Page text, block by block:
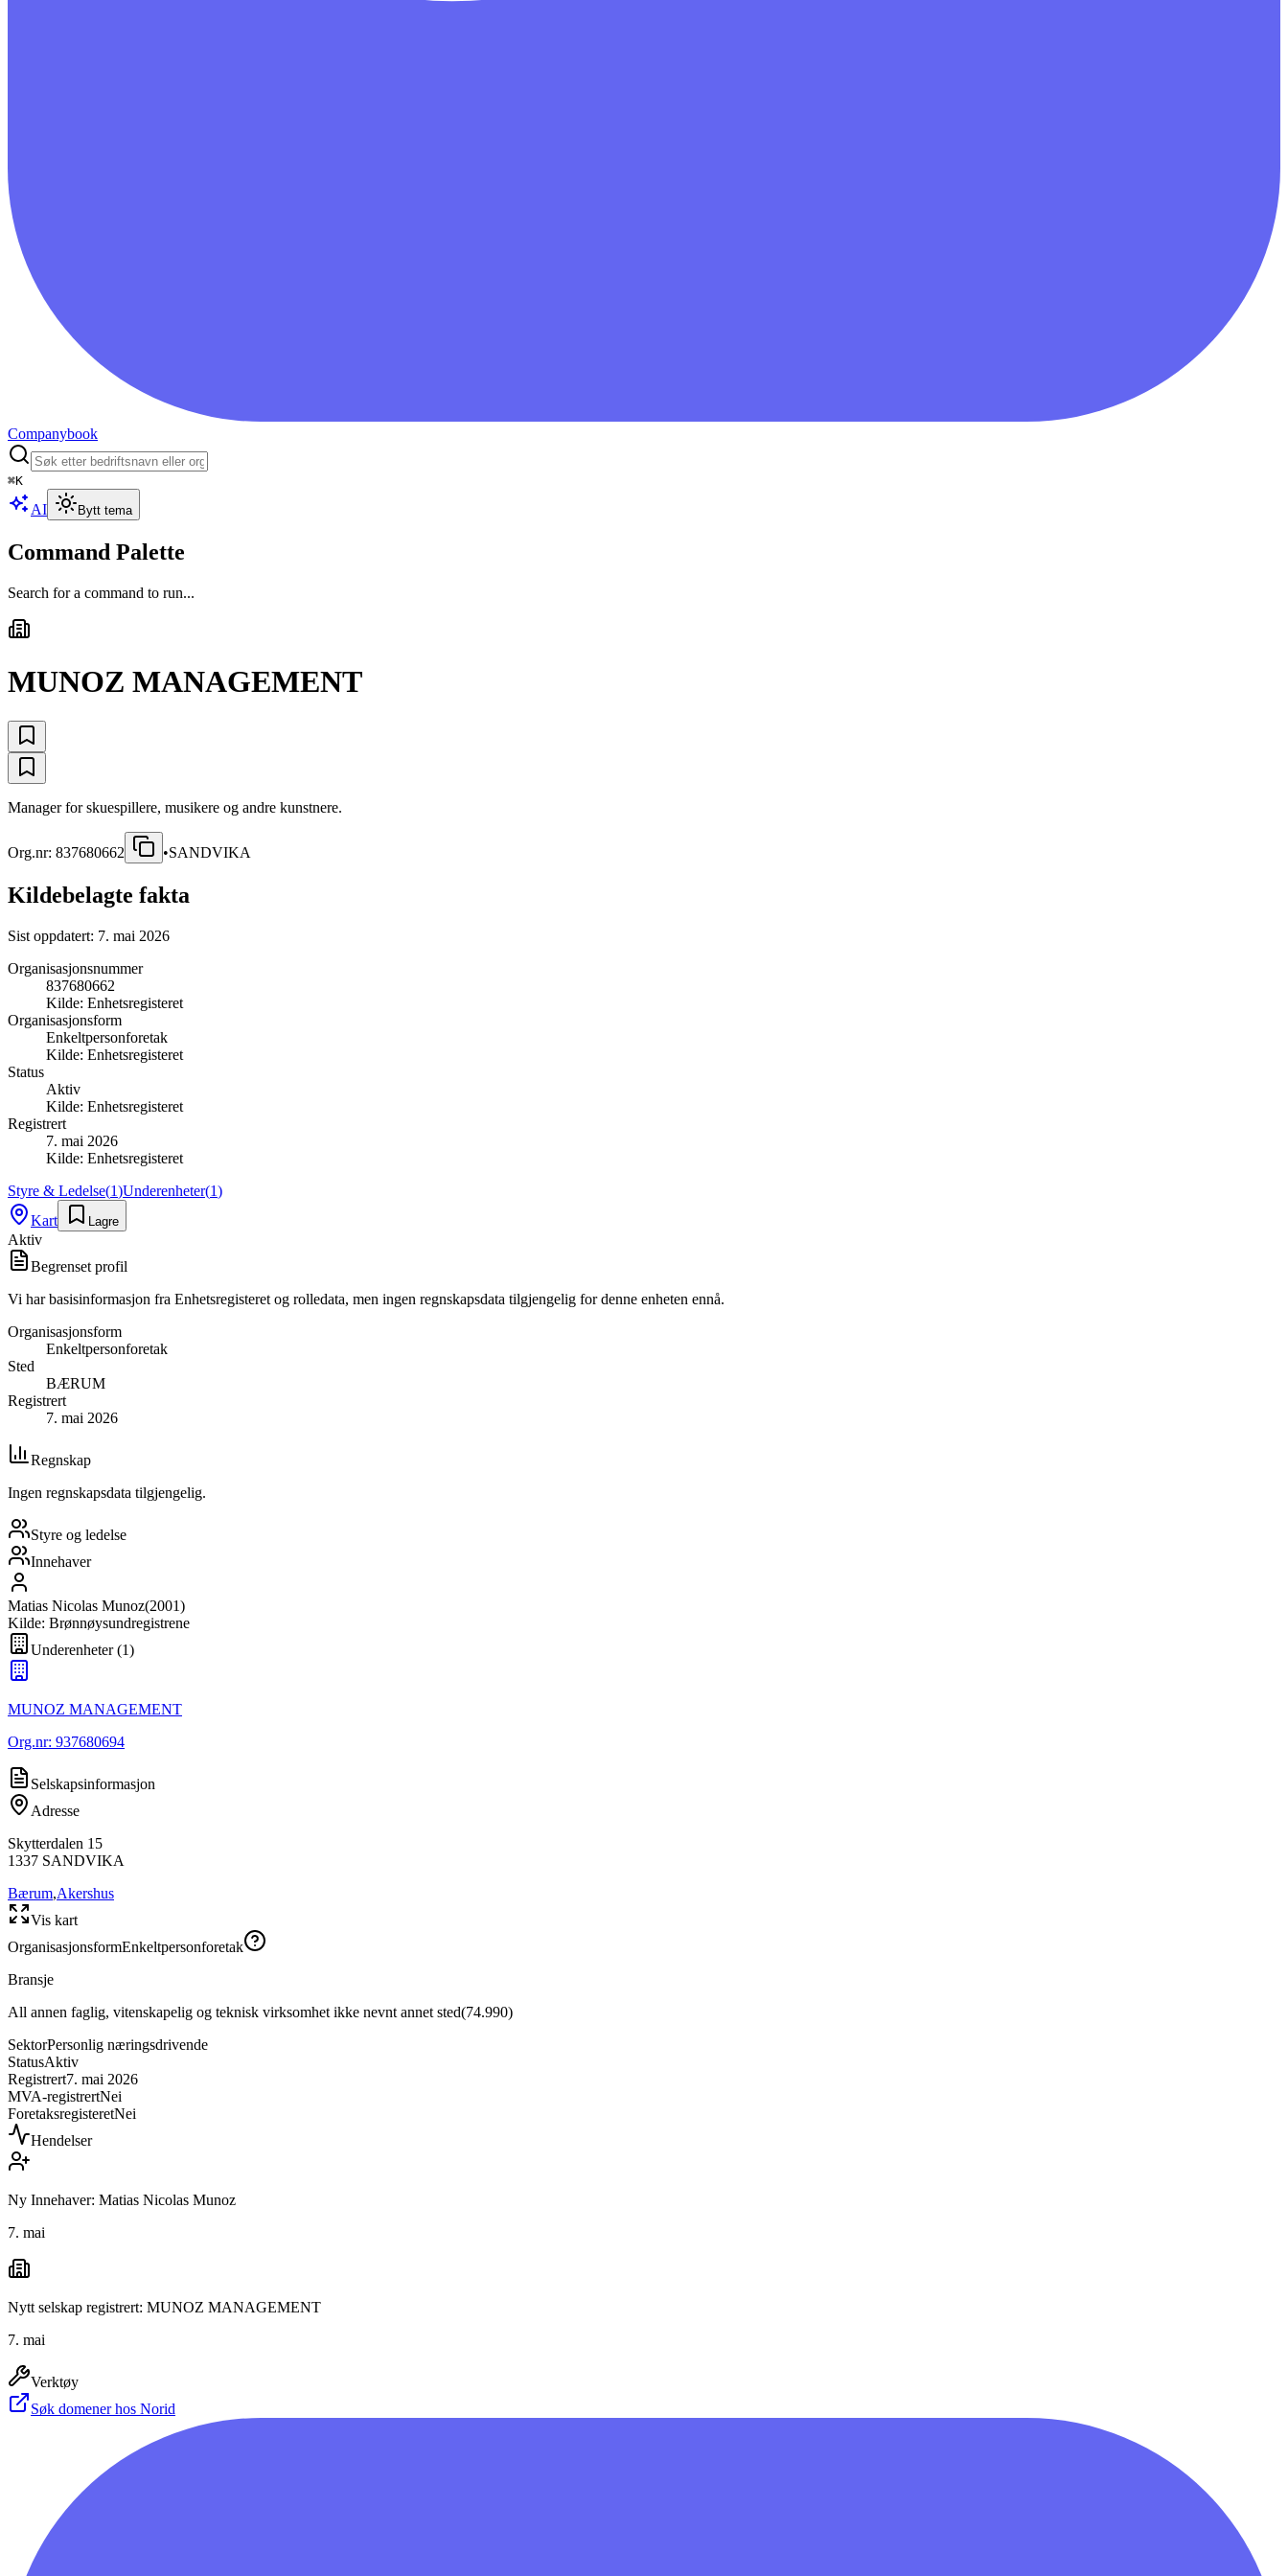
Companybook
⌘K
AI Bytt tema
Command Palette
Search for a command to run...
MUNOZ MANAGEMENT
Manager for skuespillere, musikere og andre kunstnere.
Org.nr: 837680662 •SANDVIKA
Kildebelagte fakta
Sist oppdatert: 7. mai 2026
Organisasjonsnummer
837680662
Kilde: Enhetsregisteret
Organisasjonsform
Enkeltpersonforetak
Kilde: Enhetsregisteret
Status
Aktiv
Kilde: Enhetsregisteret
Registrert
7. mai 2026
Kilde: Enhetsregisteret
Styre & Ledelse(1)Underenheter(1)
Kart
Lagre
Aktiv
Begrenset profil
Vi har basisinformasjon fra Enhetsregisteret og rolledata, men ingen regnskapsdata tilgjengelig for denne enheten ennå.
Organisasjonsform
Enkeltpersonforetak
Sted
BÆRUM
Registrert
7. mai 2026
Regnskap
Ingen regnskapsdata tilgjengelig.
Styre og ledelse
Innehaver
Matias Nicolas Munoz(2001)
Kilde: Brønnøysundregistrene
Underenheter(1)
MUNOZ MANAGEMENT
Org.nr: 937680694
Selskapsinformasjon
Adresse
Skytterdalen 15
1337 SANDVIKA
Bærum,Akershus
Vis kart
OrganisasjonsformEnkeltpersonforetak
Bransje
All annen faglig, vitenskapelig og teknisk virksomhet ikke nevnt annet sted(74.990)
SektorPersonlig næringsdrivende
StatusAktiv
Registrert7. mai 2026
MVA-registrertNei
ForetaksregisteretNei
Hendelser
Ny Innehaver: Matias Nicolas Munoz
7. mai
Nytt selskap registrert: MUNOZ MANAGEMENT
7. mai
Verktøy
Søk domener hos Norid